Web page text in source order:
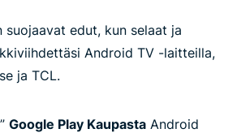
suojaavat edut, kun selaat ja
Android TV -laitteilla,
ja TCL.
” Google Play Kaupasta Android